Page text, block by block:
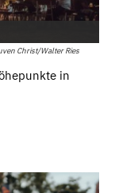
Christ/Walter Ries
in